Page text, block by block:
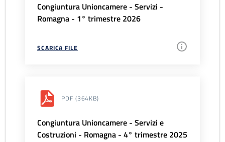
Congiuntura Unioncamere - Servizi -
Romagna - 1° trimestre 2026
SCARICA FILE
PDF (364KB)
Congiuntura Unioncamere - Servizi e
Costruzioni - Romagna - 4° trimestre 2025